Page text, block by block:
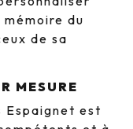
du
de sa
MESURE
Espaignet est